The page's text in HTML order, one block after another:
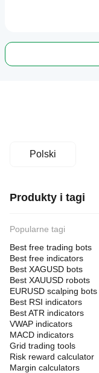
Polski
Produkty i tagi
Popularne tagi
Best free trading bots
Best free indicators
Best XAGUSD bots
Best XAUUSD robots
EURUSD scalping bots
Best RSI indicators
Best ATR indicators
VWAP indicators
MACD indicators
Grid trading tools
Risk reward calculator
Margin calculators